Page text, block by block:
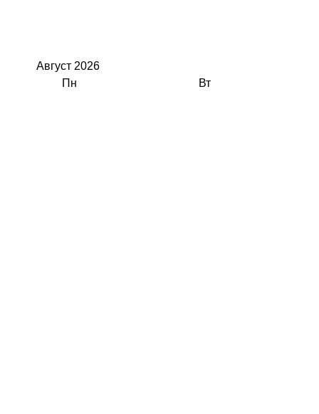
Август 2026
Пн
Вт